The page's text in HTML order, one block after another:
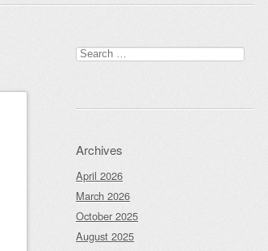
Search
for:
Archives
April 2026
March 2026
October 2025
August 2025